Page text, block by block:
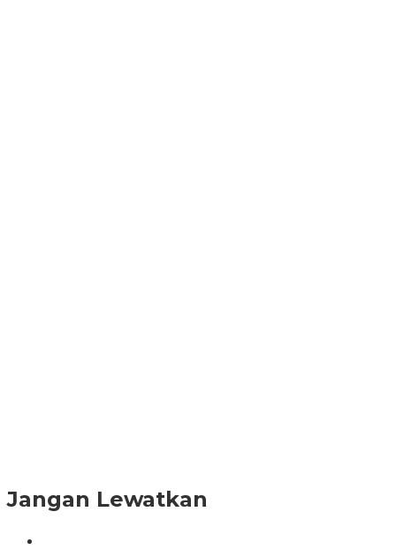
Jangan Lewatkan